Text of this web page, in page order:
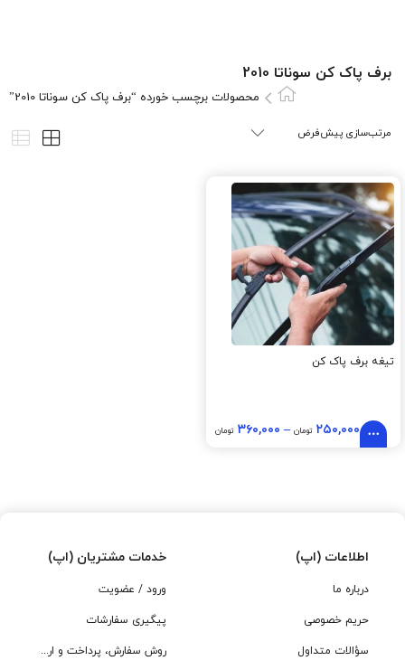
برف پاک کن سوناتا 2010
محصولات برچسب خورده “برف پاک کن سوناتا 2010”
تیغه برف پاک کن
۲۵۰,۰۰۰ تومان– ۳۶۰,۰۰۰ تومان
اطلاعات (اپ)
درباره ما
حریم خصوصی
سؤالات متداول
خدمات مشتریان (اپ)
ورود / عضویت
پیگیری سفارشات
روش سفارش، پرداخت و ارسال